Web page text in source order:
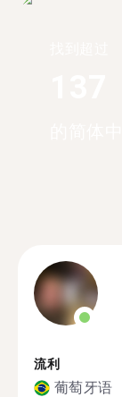
流利
葡萄牙语